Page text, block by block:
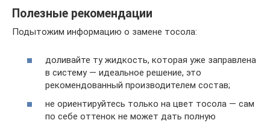
Полезные рекомендации
Подытожим информацию о замене тосола:
доливайте ту жидкость, которая уже заправлена
в систему — идеальное решение, это
рекомендованный производителем состав;
не ориентируйтесь только на цвет тосола — сам
по себе оттенок не может дать полную